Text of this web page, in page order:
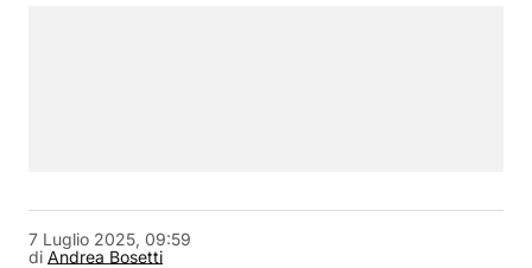
di Andrea Bosetti
7 Luglio 2025, 09:59